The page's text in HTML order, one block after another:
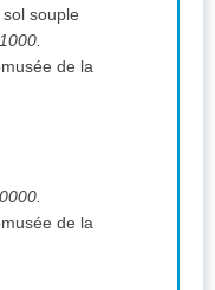
souple
de la
de la